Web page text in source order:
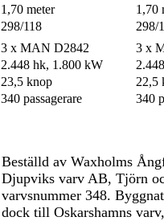
1,70 meter
1,70
298/118
298/
3 x MAN D2842
3 x
2.448 hk, 1.800 kW
23,5 knop
22,5
340 passagerare 340
Beställd av Waxholms
Djupviks varv AB, Tjörn
varvsnummer 348.
dock till Oskarshamns